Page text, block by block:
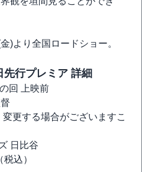
)より全国ロードショー。
行プレミア 詳細
回 上映前
更する場合がございますこ
日比谷
込）